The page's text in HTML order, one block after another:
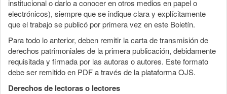
institucional o darlo a conocer en otros medios en papel o
electrónicos), siempre que se indique clara y explícitamente
que el trabajo se publicó por primera vez en este Boletín.
Para todo lo anterior, deben remitir la carta de transmisión de
derechos patrimoniales de la primera publicación, debidamente
requisitada y firmada por las autoras o autores. Este formato
debe ser remitido en PDF a través de la plataforma OJS.
Derechos de lectoras o lectores